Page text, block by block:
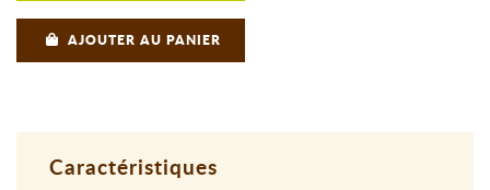
AJOUTER AU PANIER
Caractéristiques